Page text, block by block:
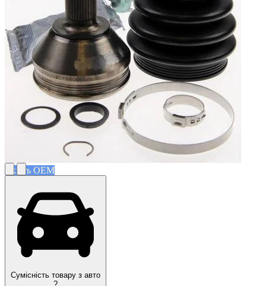
Якість OEM
Сумісність товару з авто
?